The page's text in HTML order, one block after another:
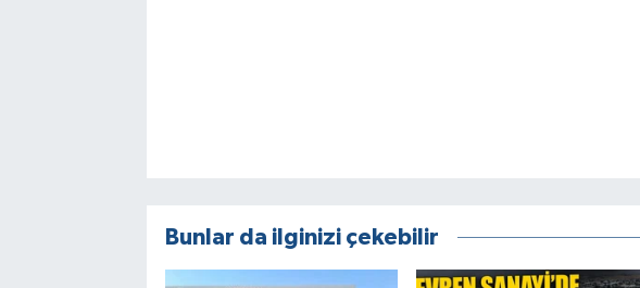
Bunlar da ilginizi çekebilir